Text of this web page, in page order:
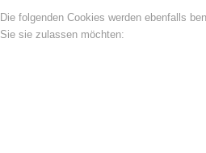
Die folgenden Cookies werden ebenfalls
Sie sie zulassen möchten: